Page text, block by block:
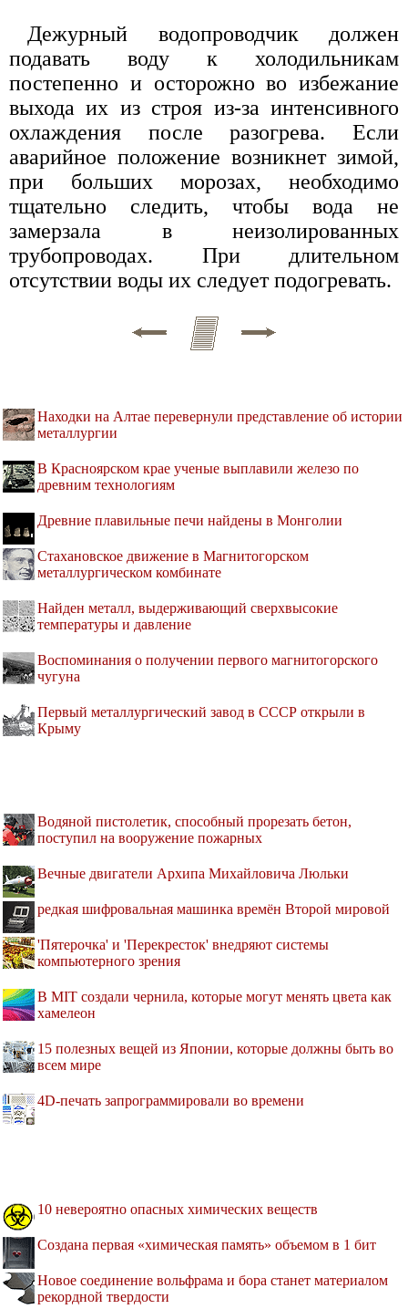
Дежурный водопроводчик должен
подавать воду к холодильникам
постепенно и осторожно во избежание
выхода их из строя из-за интенсивного
охлаждения после разогрева. Если
аварийное положение возникнет зимой,
при больших морозах, необходимо
тщательно следить, чтобы вода не
замерзала в неизолированных
трубопроводах. При длительном
отсутствии воды их следует подогревать.
Находки на Алтае перевернули представление об истории
металлургии
В Красноярском крае ученые выплавили железо по
древним технологиям
Древние плавильные печи найдены в Монголии
Стахановское движение в Магнитогорском
металлургическом комбинате
Найден металл, выдерживающий сверхвысокие
температуры и давление
Воспоминания о получении первого магнитогорского
чугуна
Первый металлургический завод в СССР открыли в
Крыму
Водяной пистолетик, способный прорезать бетон,
поступил на вооружение пожарных
Вечные двигатели Архипа Михайловича Люльки
редкая шифровальная машинка времён Второй мировой
'Пятерочка' и 'Перекресток' внедряют системы
компьютерного зрения
В MIT создали чернила, которые могут менять цвета как
хамелеон
15 полезных вещей из Японии, которые должны быть во
всем мире
4D-печать запрограммировали во времени
10 невероятно опасных химических веществ
Создана первая «химическая память» объемом в 1 бит
Новое соединение вольфрама и бора станет материалом
рекордной твердости